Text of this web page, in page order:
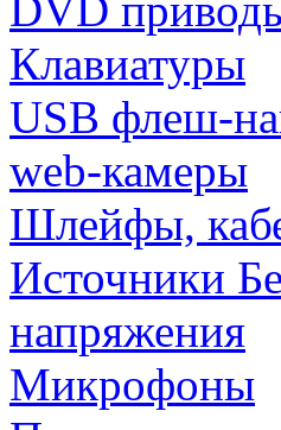
DVD
Клавиатуры
USB флеш-
web-камеры
Шлейфы,
Источники
напряжения
Микрофоны